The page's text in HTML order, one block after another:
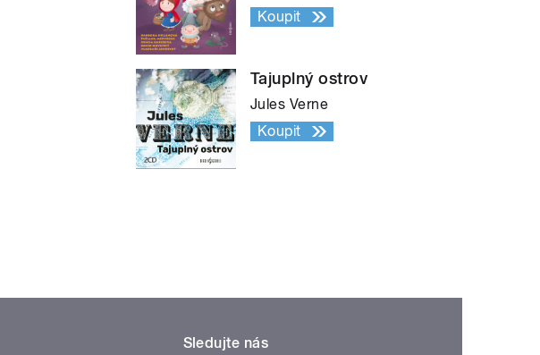
Koupit
Tajuplný ostrov
Jules Verne
Koupit
Sledujte nás